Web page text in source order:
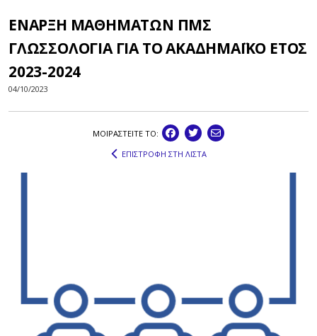
ΕΝΑΡΞΗ ΜΑΘΗΜΑΤΩΝ ΠΜΣ
ΓΛΩΣΣΟΛΟΓΙΑ ΓΙΑ ΤΟ ΑΚΑΔΗΜΑΪΚΟ ΕΤΟΣ
2023-2024
04/10/2023
ΜΟΙΡΑΣΤEIΤΕ ΤΟ:
ΕΠΙΣΤΡΟΦΗ ΣΤΗ ΛΙΣΤΑ